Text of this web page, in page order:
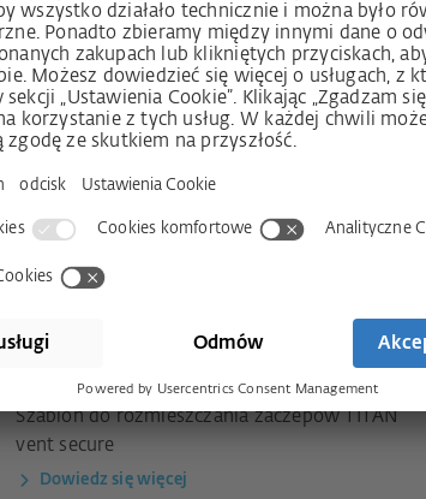
Wygodny sposób doinstalowania bezpiecznej
mikrowentylacji
Szablon do rozmieszczania zaczepów TITAN
vent secure
Dowiedz się więcej